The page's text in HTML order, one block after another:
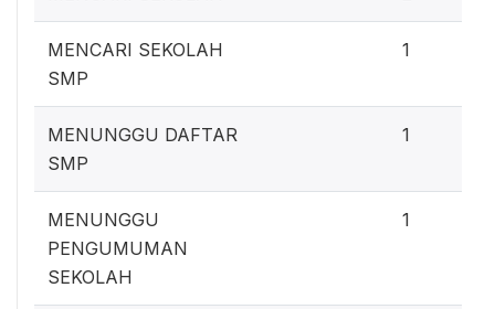
MENCARI SEKOLAH
SMP
1
MENUNGGU DAFTAR
SMP
1
MENUNGGU
PENGUMUMAN
SEKOLAH
1